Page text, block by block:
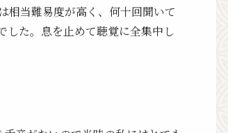
相当難易度が高く、何十回聞いて
した。息を止めて聴覚に全集中し